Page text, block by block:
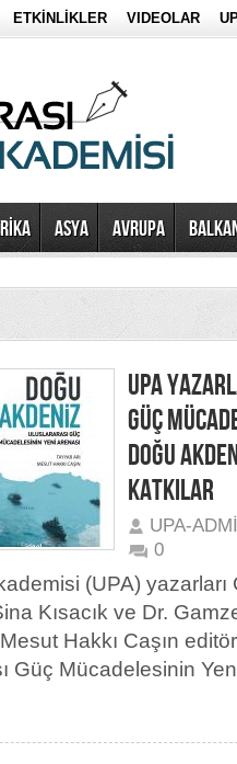
ETKİNLİKLER VIDEOLAR
ASYA AVRUPA
UPA
GÜÇ
DOĞU
KATKILAR
UPA-
0
(UPA)
Kısacık ve Dr.
Hakkı Caşın
Güç Mücadelesinin